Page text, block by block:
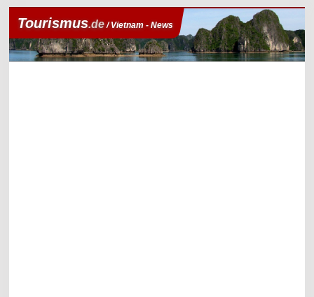
Tourismus.de/ Vietnam - News